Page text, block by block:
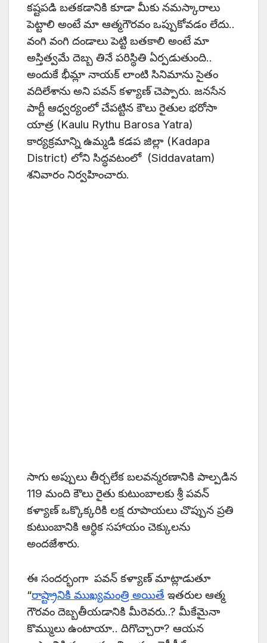
కష్టపడి బతకడానికి కూడా మీకు నమస్కారాలు
పెట్టాలి అంటే మా ఆత్మగౌరవం ఒప్పుకోవడం లేదు..
వంగి వంగి దండాలు పెట్టి బతకాలి అంటే మా
అస్తిత్వమే దెబ్బ తినే పరిస్థితి ఏర్పడుతుంది..
అందుకే భీమ్లా నాయక్ లాంటి సినిమాను సైతం
వదిలేశాను అని పవన్ కళ్యాణ్ చెప్పారు. జనసేన
పార్టీ ఆధ్వర్యంలో చేపట్టిన కౌలు రైతుల భరోసా
యాత్ర (Kaulu Rythu Barosa Yatra)
కార్యక్రమాన్ని ఉమ్మడి కడప జిల్లా (Kadapa
District) లోని సిద్ధవటంలో (Siddavatam)
శనివారం నిర్వహించారు.
సాగు అప్పులు తీర్చలేక బలవన్మరణానికి పాల్పడిన
119 మంది కౌలు రైతు కుటుంబాలకు శ్రీ పవన్
కళ్యాణ్ ఒక్కొక్కరికి లక్ష రూపాయలు చొప్పున ప్రతి
కుటుంబానికి ఆర్థిక సహాయం చెక్కులను
అందజేశారు.
ఈ సందర్భంగా పవన్ కళ్యాణ్ మాట్లాడుతూ
“రాష్ట్రానికి ముఖ్యమంత్రి అయితే ఇతరుల ఆత్మ
గౌరవం దెబ్బతీయడానికి మీరెవరు..? మీకేమైనా
కొమ్ములు ఉంటాయా.. దిగొచ్చారా? ఆయన